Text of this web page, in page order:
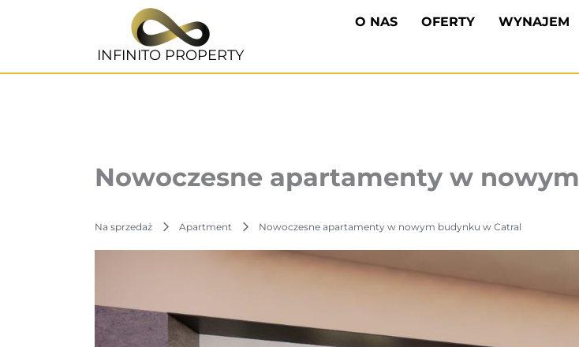
INFINITO PROPERTY
O NAS OFERTY WYNAJEM
Nowoczesne apartamenty w
Na sprzedaż Apartment Nowoczesne apartamenty w nowym budynku w Catral